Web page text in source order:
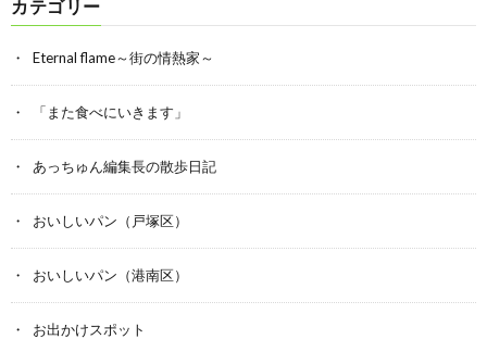
カテゴリー
Eternal flame～街の情熱家～
「また食べにいきます」
あっちゅん編集長の散歩日記
おいしいパン（戸塚区）
おいしいパン（港南区）
お出かけスポット